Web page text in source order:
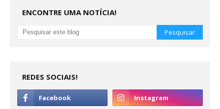
ENCONTRE UMA NOTÍCIA!
REDES SOCIAIS!